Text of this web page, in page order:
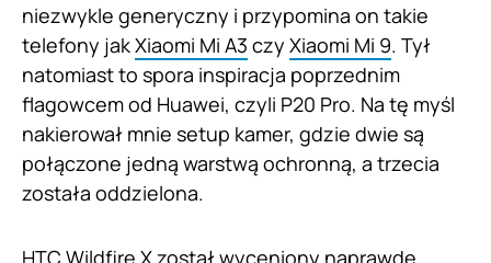
niezwykle generyczny i przypomina on takie
telefony jakXiaomi Mi A3 czy Xiaomi Mi 9. Tył
natomiast to spora inspiracja poprzednim
flagowcem od Huawei, czyli P20 Pro. Na tę myśl
nakierował mnie setup kamer, gdzie dwie są
połączone jedną warstwą ochronną, a trzecia
została oddzielona.
HTC Wildfire X został wyceniony naprawdę